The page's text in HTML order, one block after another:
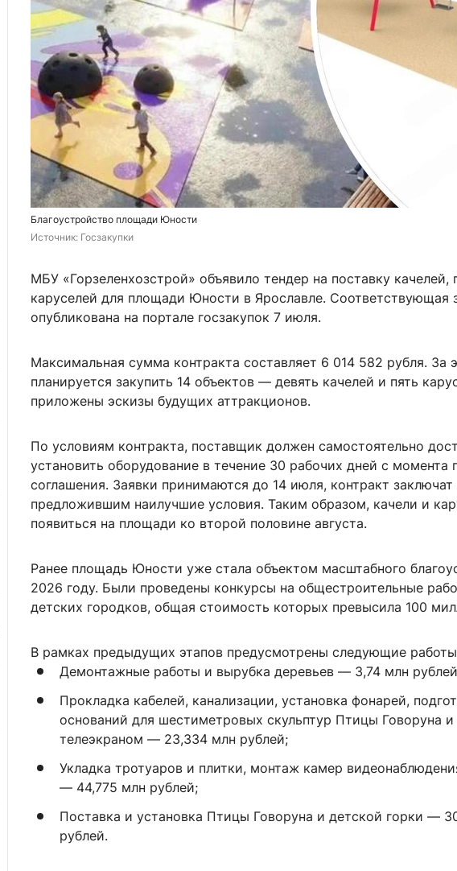
Благоустройство площади Юности
Источник: Госзакупки
МБУ «Горзеленхозстрой» объявило тендер на поставку качелей,
каруселей для площади Юности в Ярославле. Соответствующая
опубликована на портале госзакупок 7 июля.
Максимальная сумма контракта составляет 6 014 582 рубля. За
планируется закупить 14 объектов — девять качелей и пять
приложены эскизы будущих аттракционов.
По условиям контракта, поставщик должен самостоятельно
установить оборудование в течение 30 рабочих дней с момента
соглашения. Заявки принимаются до 14 июля, контракт
предложившим наилучшие условия. Таким образом, качели и
появиться на площади ко второй половине августа.
Ранее площадь Юности уже стала объектом масштабного
2026 году. Были проведены конкурсы на общестроительные
детских городков, общая стоимость которых превысила 100
В рамках предыдущих этапов предусмотрены следующие
Демонтажные работы и вырубка деревьев — 3,74 млн
Прокладка кабелей, канализации, установка фонарей,
оснований для шестиметровых скульптур Птицы Говоруна
телеэкраном — 23,334 млн рублей;
Укладка тротуаров и плитки, монтаж камер
— 44,775 млн рублей;
Поставка и установка Птицы Говоруна и детской горки —
рублей.